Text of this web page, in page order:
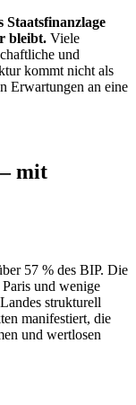
Staatsfinanzlage
bleibt. Viele
und
kommt nicht als
Erwartungen an eine
mit
57 % des BIP. Die
und wenige
strukturell
manifestiert, die
und wertlosen